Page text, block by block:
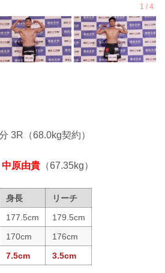
3R（68.0kg契約）
中原由貴 （67.35kg）
身長
リーチ
177.5cm
179.5cm
170cm
176cm
7.5cm 3.5cm